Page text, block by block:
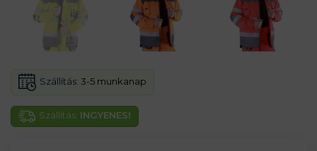
Szállítás: INGYENES!
Szállítás: 3-5 munkanap